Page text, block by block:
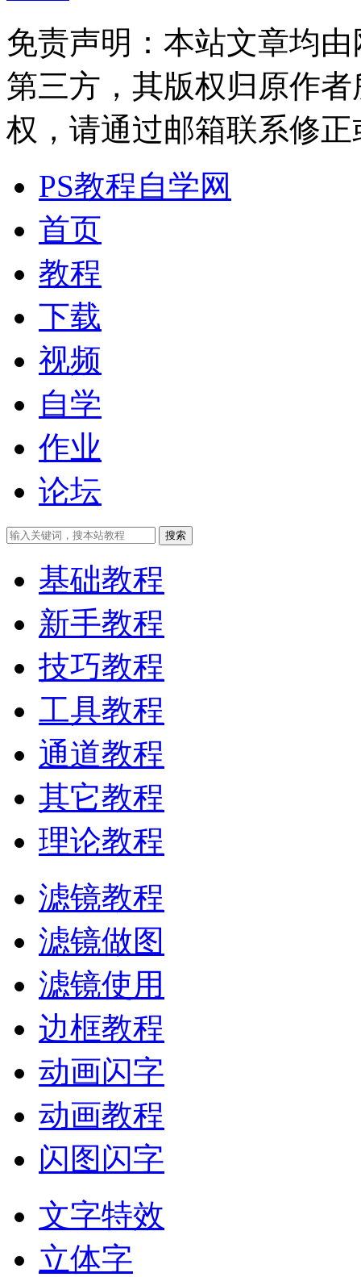
免责声明：本站文章均
第三方，其版权归原作
权，请通过邮箱联系修正
PS教程自学网
首页
教程
下载
视频
自学
作业
论坛
搜索
基础教程
新手教程
技巧教程
工具教程
通道教程
其它教程
理论教程
滤镜教程
滤镜做图
滤镜使用
边框教程
动画闪字
动画教程
闪图闪字
文字特效
立体字